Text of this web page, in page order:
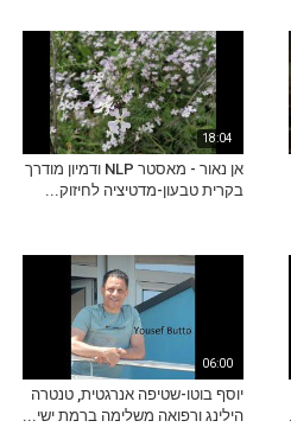
18:04
אן נאור - מאסטר NLP ודמיון מודרך
בקרית טבעון-מדטיציה לחיזוק...
06:00
יוסף בוטו-שטיפה אנרגטית, טנטרה
הילינג ורפואה משלימה ברמת ישי...